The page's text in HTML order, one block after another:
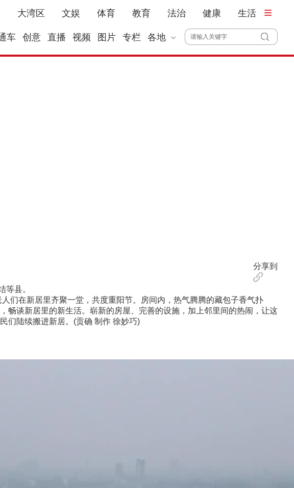
大湾区 文娱 体育 教育 法治 健康 生活
车 创意 直播 视频 图片 专栏 各地
分享到
县。
在新居里齐聚一堂，共度重阳节。房间内，热气腾腾的藏包子香气扑
畅谈新居里的新生活。崭新的房屋、完善的设施，加上邻里间的热闹，让这
们陆续搬进新居。(贡确 制作 徐妙巧)